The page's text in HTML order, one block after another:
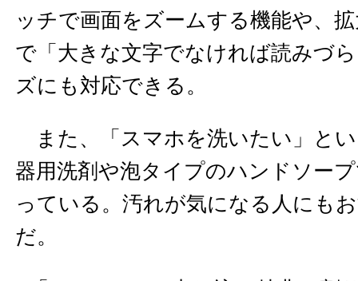
ッチで画面をズームする機能や、
で「大きな文字でなければ読みづ
ズにも対応できる。
また、「スマホを洗いたい」と
器用洗剤や泡タイプのハンドソー
っている。汚れが気になる人にも
だ。